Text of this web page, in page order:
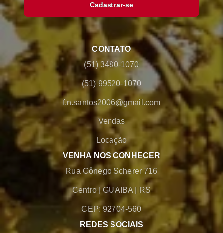
Cadastrar-se
CONTATO
(51) 3480-1070
(51) 99520-1070
f.n.santos2006@gmail.com
Vendas
Locação
VENHA NOS CONHECER
Rua Cônego Scherer 716
Centro |GUAIBA RS
CEP: 92704-560
REDES SOCIAIS